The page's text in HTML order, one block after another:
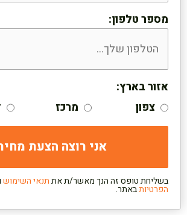
מספר טלפון:
אזור בארץ:
צפון
מרכז
בשליחת טופס זה הנך מאשר/ת אתתנאי השימוש
הפרטיותבאתר.